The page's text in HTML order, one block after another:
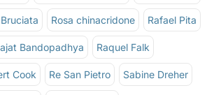
Rosa chinacridone Rafael Pita
Bandopadhya Raquel Falk
Cook Re San Pietro Sabine Dreher